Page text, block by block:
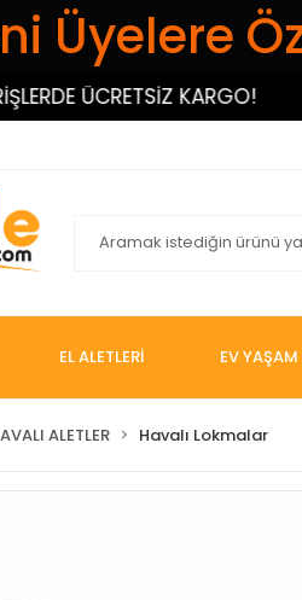
Üyelere
ÜCRETSİZ KARGO!
EL ALETLERİ EV YAŞAM
ALETLER Havalı Lokmalar